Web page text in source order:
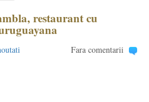
restaurant cu
Fara comentarii